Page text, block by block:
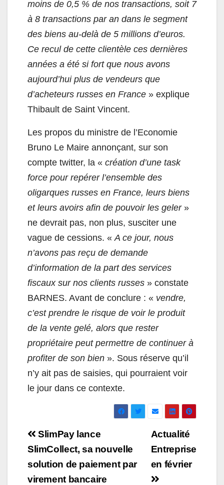
moins de 0,5 % de nos transactions, soit 7
à 8 transactions par an dans le segment
des biens au-delà de 5 millions d’euros.
Ce recul de cette clientèle ces dernières
années a été si fort que nous avons
aujourd’hui plus de vendeurs que
d’acheteurs russes en France » explique
Thibault de Saint Vincent.
Les propos du ministre de l’Economie
Bruno Le Maire annonçant, sur son
compte twitter, la « création d’une task
force pour repérer l’ensemble des
oligarques russes en France, leurs biens
et leurs avoirs afin de pouvoir les geler»
ne devrait pas, non plus, susciter une
vague de cessions. «A ce jour, nous
n’avons pas reçu de demande
d’information de la part des services
fiscaux sur nos clients russes » constate
BARNES. Avant de conclure : « vendre,
c’est prendre le risque de voir le produit
de la vente gelé, alors que rester
propriétaire peut permettre de continuer à
profiter de son bien ». Sous réserve qu’il
n’y ait pas de saisies, qui pourraient voir
le jour dans ce contexte.
Navigation
de
l’article
Actualité
Entreprise
en février
SlimPay lance
SlimCollect, sa nouvelle
solution de paiement par
virement bancaire